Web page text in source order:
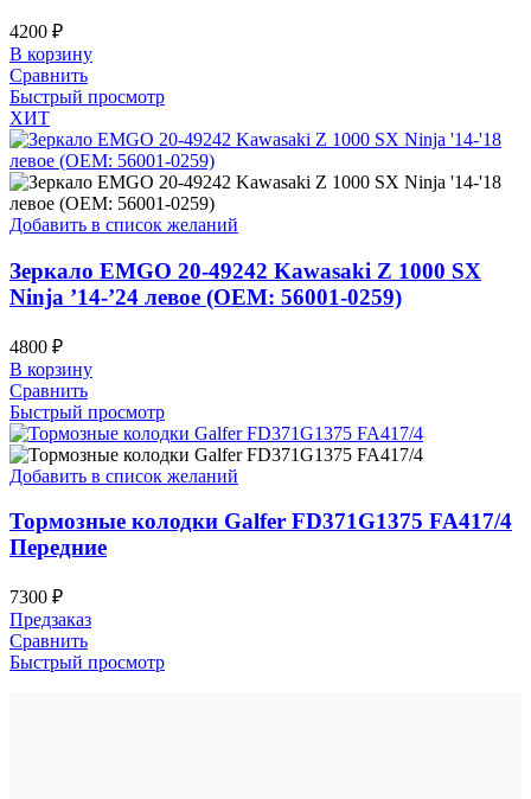
4200 ₽
В корзину
Сравнить
Быстрый просмотр
ХИТ
Добавить в список желаний
Зеркало EMGO 20-49242 Kawasaki Z 1000 SX
Ninja ’14-’24 левое (OEM: 56001-0259)
4800 ₽
В корзину
Сравнить
Быстрый просмотр
Добавить в список желаний
Тормозные колодки Galfer FD371G1375 FA417/4
Передние
7300 ₽
Предзаказ
Сравнить
Быстрый просмотр